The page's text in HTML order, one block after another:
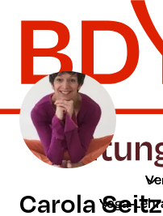
Zum Hauptinhalt der Seite
Zur Startseite navigieren
Yoga-
Carola Seitz